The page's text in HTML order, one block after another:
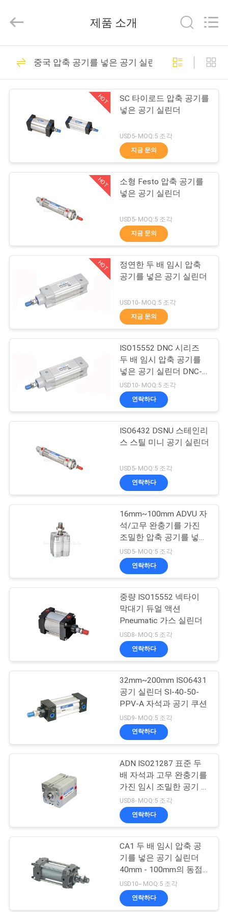
제
영
리
여
행
관
락
인
요
요
SHOW
Copyright
AUTOMATIC
Rights
솔레노이드 작동 방
향 제어 벨브
32
2가지의 방법 압축
공기를 넣은 솔레노
30
수동 방향 제어 벨브
21
산소 농축기 밸브
기계적인 통제 벨브
16
압축 공기를 넣은 순
서 조절 벨브
17
펄스 제트 밸브
공기 유압 펌프
제품 소개
중국 압축 공기를 넣은 공기 실린더
HOT
SC 타이로드 압축 공기를
넣은 공기 실린더
USD5- MOQ:5 조각
지금 문의
HOT
소형 Festo 압축 공기를
넣은 공기 실린더
USD5- MOQ:5 조각
지금 문의
HOT
정연한 두 배 임시 압축
공기를 넣은 공기 실린더
USD10- MOQ:5 조각
지금 문의
ISO15552 DNC 시리즈
두 배 임시 압축 공기를
넣은 공기 실린더 DNC-
50-100-PPV-A
USD10- MOQ:5 조각
연락하다
ISO6432 DSNU 스테인리
스 스틸 미니 공기 실린더
USD5- MOQ:5 조각
연락하다
16mm~100mm ADVU 자
석/고무 완충기를 가진
조밀한 압축 공기를 넣은
공기 실린더
USD5- MOQ:5 조각
연락하다
중량 ISO15552 넥타이
막대기 듀얼 액션
Pneumatic 가스 실린더
USD8- MOQ:5 조각
연락하다
32mm~200mm ISO6431
공기 실린더 SI-40-50-
PPV-A 자석과 공기 쿠션
USD9- MOQ:5 조각
연락하다
ADN ISO21287 표준 두
배 자석과 고무 완충기를
가진 임시 조밀한 공기 실
린더
USD8- MOQ:5 조각
연락하다
CA1 두 배 임시 압축 공
기를 넣은 공기 실린더
40mm - 100mm의 동점
막대 가스통
USD10-- MOQ:5 조각
연락하다